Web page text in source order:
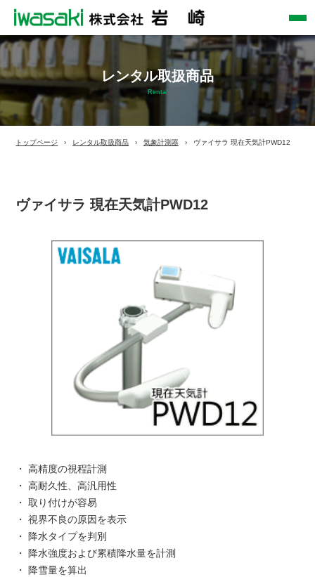
レンタル取扱商品
Rental
ヴァイサラ 現在天気計PWD12
・ 高精度の視程計測
・ 高耐久性、高汎用性
・ 取り付けが容易
・ 視界不良の原因を表示
・ 降水タイプを判別
・ 降水強度および累積降水量を計測
・ 降雪量を算出
トップページ レンタル取扱商品 気象計測器 ヴァイサラ 現在天気計PWD12